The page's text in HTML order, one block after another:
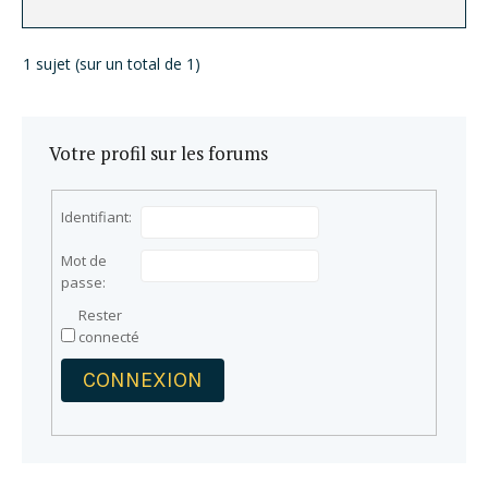
1 sujet (sur un total de 1)
Votre profil sur les forums
Identifiant:
Mot de
passe:
Rester
connecté
CONNEXION